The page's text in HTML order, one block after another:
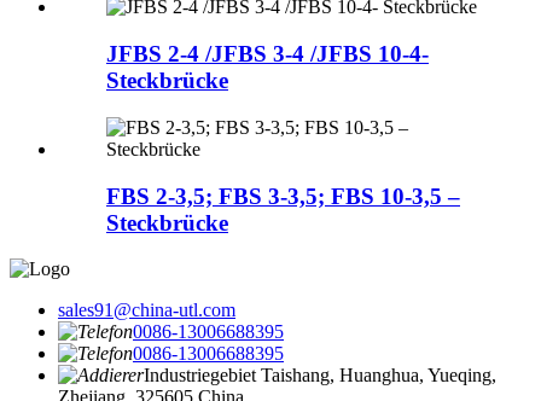
JFBS 2-4 /JFBS 3-4 /JFBS 10-4-
Steckbrücke
FBS 2-3,5; FBS 3-3,5; FBS 10-3,5 –
Steckbrücke
sales91@china-utl.com
0086-13006688395
0086-13006688395
Industriegebiet Taishang, Huanghua, Yueqing,